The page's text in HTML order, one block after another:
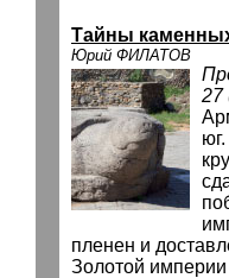
Тайны
Юрий ФИЛАТОВ
27
пленен и
Золотой